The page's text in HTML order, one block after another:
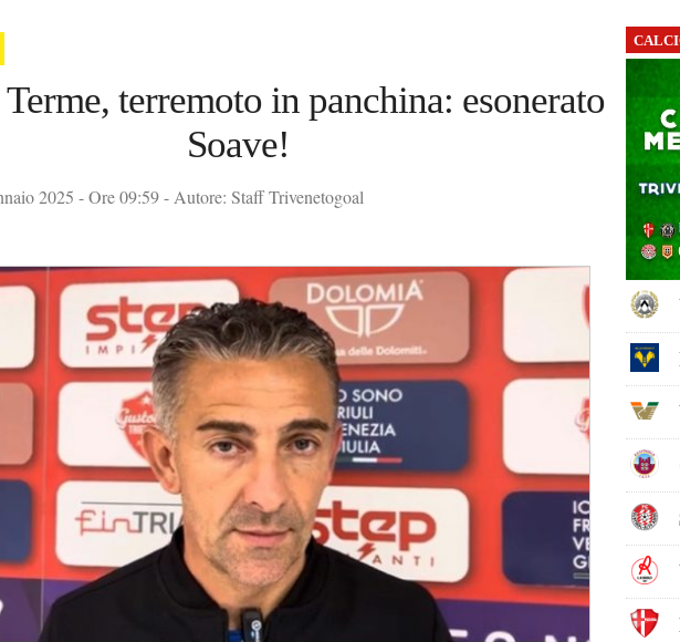
terremoto in panchina: esonerato
Soave!
2025 - Ore 09:59 - Autore: Staff Trivenetogoal